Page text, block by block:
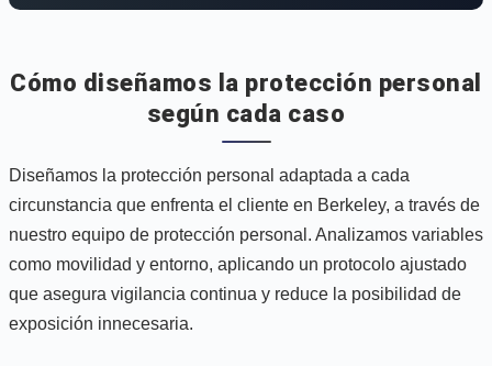
Cómo diseñamos la protección personal
según cada caso
Diseñamos la protección personal adaptada a cada
circunstancia que enfrenta el cliente en Berkeley, a través de
nuestro equipo de protección personal. Analizamos variables
como movilidad y entorno, aplicando un protocolo ajustado
que asegura vigilancia continua y reduce la posibilidad de
exposición innecesaria.